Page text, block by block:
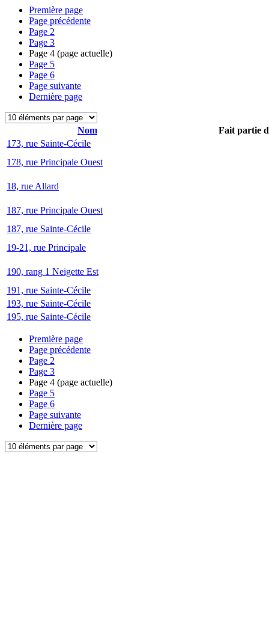
Première page
Page précédente
Page 2
Page 3
Page 4 (page actuelle)
Page 5
Page 6
Page suivante
Dernière page
Nom
Fait partie
173, rue Sainte-Cécile
178, rue Principale Ouest
18, rue Allard
187, rue Principale Ouest
187, rue Sainte-Cécile
19-21, rue Principale
190, rang 1 Neigette Est
191, rue Sainte-Cécile
193, rue Sainte-Cécile
195, rue Sainte-Cécile
Première page
Page précédente
Page 2
Page 3
Page 4 (page actuelle)
Page 5
Page 6
Page suivante
Dernière page